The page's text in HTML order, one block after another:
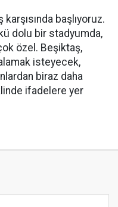
başlıyoruz.
dolu bir stadyumda,
özel. Beşiktaş,
isteyecek,
biraz daha
ifadelere yer